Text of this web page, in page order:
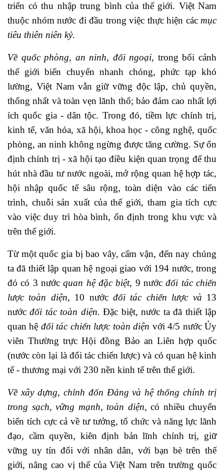
triển có thu nhập trung bình của thế giới. Việt Nam
thuộc nhóm nước đi đầu trong việc thực hiện các mục
tiêu thiên niên kỷ.
Về quốc phòng, an ninh, đối ngoại, trong bối cảnh
thế giới biến chuyển nhanh chóng, phức tạp khó
lường, Việt Nam vẫn giữ vững độc lập, chủ quyền,
thống nhất và toàn vẹn lãnh thổ; bảo đảm cao nhất lợi
ích quốc gia - dân tộc. Trong đó, tiềm lực chính trị,
kinh tế, văn hóa, xã hội, khoa học - công nghệ, quốc
phòng, an ninh không ngừng được tăng cường. Sự ổn
định chính trị - xã hội tạo điều kiện quan trọng để thu
hút nhà đầu tư nước ngoài, mở rộng quan hệ hợp tác,
hội nhập quốc tế sâu rộng, toàn diện vào các tiến
trình, chuỗi sản xuất của thế giới, tham gia tích cực
vào việc duy trì hòa bình, ổn định trong khu vực và
trên thế giới.
Từ một quốc gia bị bao vây, cấm vận, đến nay chúng
ta đã thiết lập quan hệ ngoại giao với 194 nước, trong
đó có 3 nướcquan hệ đặc biệt, 9 nướcđối tác chiến
lược toàn diện, 10 nướcđối tác chiến lược và 13
nước đối tác toàn diện.Đặc biệt, nước ta đã thiết lập
quan hệ đối tác chiến lược toàn diện với 4/5 nước Ủy
viên Thường trực Hội đồng Bảo an Liên hợp quốc
(nước còn lại là đối tác chiến lược) và có quan hệ kinh
tế - thương mại với 230 nền kinh tế trên thế giới.
Về xây dựng, chỉnh đốn Đảng và hệ thống chính trị
trong sạch, vững mạnh, toàn diện, có nhiều chuyển
biến tích cực cả về tư tưởng, tổ chức và năng lực lãnh
đạo, cầm quyền, kiên định bản lĩnh chính trị, giữ
vững uy tín đối với nhân dân, với bạn bè trên thế
giới, nâng cao vị thế của Việt Nam trên trường quốc